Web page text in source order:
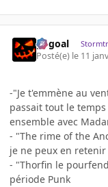
gogoal
Posté(e) le 11
-"Je t'emmène au
passait tout le
ensemble avec
- "The rime of the
je ne peux en
- "Thorfin le
période Punk